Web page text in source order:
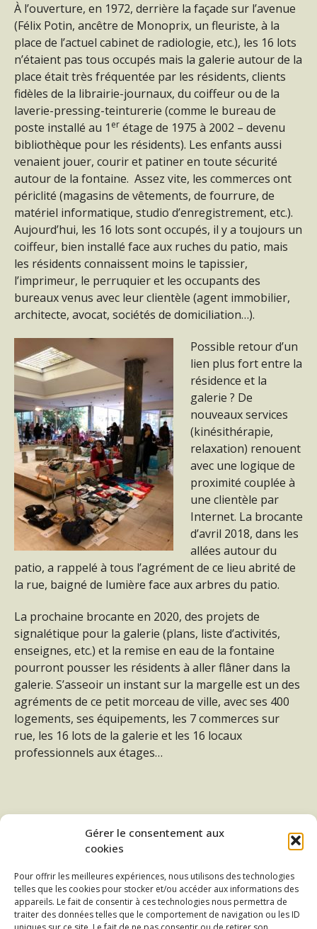
Gérer le consentement aux
cookies
Pour offrir les meilleures expériences, nous utilisons des technologies
telles que les cookies pour stocker et/ou accéder aux informations des
appareils. Le fait de consentir à ces technologies nous permettra de
traiter des données telles que le comportement de navigation ou les ID
À l’ouverture, en 1972, derrière la façade sur l’avenue
(Félix Potin, ancêtre de Monoprix, un fleuriste, à la
place de l’actuel cabinet de radiologie, etc.), les 16 lots
n’étaient pas tous occupés mais la galerie autour de la
place était très fréquentée par les résidents, clients
fidèles de la librairie-journaux, du coiffeur ou de la
laverie-pressing-teinturerie (comme le bureau de
poste installé au 1 er étage de 1975 à 2002 – devenu
bibliothèque pour les résidents). Les enfants aussi
venaient jouer, courir et patiner en toute sécurité
autour de la fontaine. Assez vite, les commerces ont
périclité (magasins de vêtements, de fourrure, de
matériel informatique, studio d’enregistrement, etc.).
Aujourd’hui, les 16 lots sont occupés, il y a toujours un
coiffeur, bien installé face aux ruches du patio, mais
les résidents connaissent moins le tapissier,
l’imprimeur, le perruquier et les occupants des
bureaux venus avec leur clientèle (agent immobilier,
architecte, avocat, sociétés de domiciliation…).
Possible retour d’un
lien plus fort entre la
résidence et la
galerie ? De
nouveaux services
(kinésithérapie,
relaxation) renouent
avec une logique de
proximité couplée à
une clientèle par
Internet. La brocante
d’avril 2018, dans les
allées autour du
patio, a rappelé à tous l’agrément de ce lieu abrité de
la rue, baigné de lumière face aux arbres du patio.
La prochaine brocante en 2020, des projets de
signalétique pour la galerie (plans, liste d’activités,
enseignes, etc.) et la remise en eau de la fontaine
pourront pousser les résidents à aller flâner dans la
galerie. S’asseoir un instant sur la margelle est un des
agréments de ce petit morceau de ville, avec ses 400
logements, ses équipements, les 7 commerces sur
rue, les 16 lots de la galerie et les 16 locaux
professionnels aux étages…